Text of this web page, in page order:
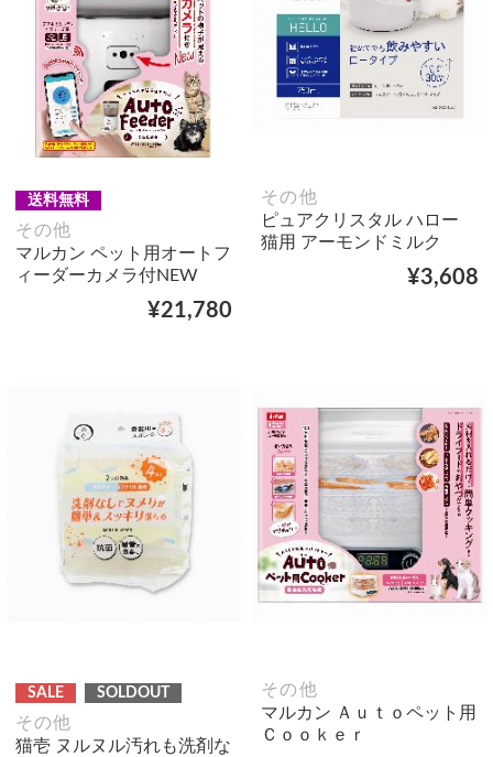
送料無料
その他
マルカン ペット用オートフ
ィーダーカメラ付NEW
¥21,780
その他
ピュアクリスタル ハロー
猫用 アーモンドミルク
¥3,608
SALE SOLDOUT
その他
猫壱 ヌルヌル汚れも洗剤な
その他
マルカン Ａｕｔｏペット用
Ｃｏｏｋｅｒ